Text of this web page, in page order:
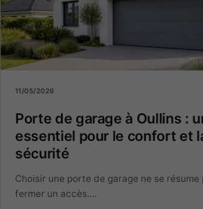
Porte de garage à Oullins :
essentiel pour le confort et
sécurité
11/05/2026
Choisir une porte de garage ne se résume
fermer un accès.…